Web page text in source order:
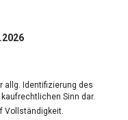
allg. Identifizierung des
Sinn dar.
Vollständigkeit.